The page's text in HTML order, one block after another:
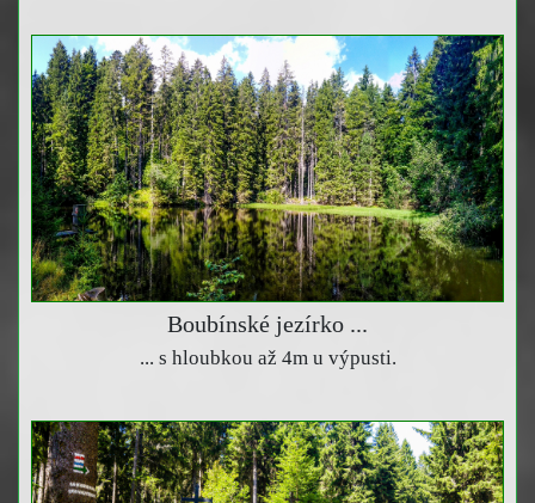
Boubínské jezírko ...
... s hloubkou až 4m u výpusti.